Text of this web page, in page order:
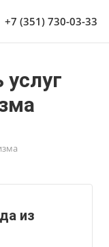
+7 (351) 730-03-33
из